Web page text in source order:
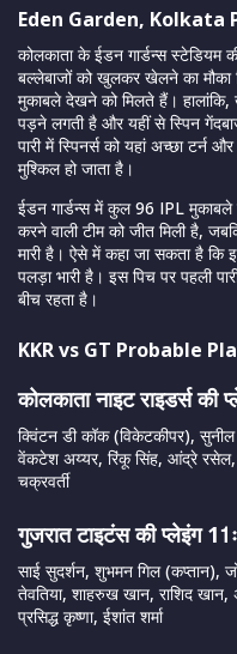
Eden Garden, Kolkata
कोलकाता के ईडन गार्डन्स स्टेडियम
बल्लेबाजों को खुलकर खेलने का मौका
मुकाबले देखने को मिलते हैं।
पड़ने लगती है और यहीं से स्पिन
पारी में स्पिनर्स को यहां अच्छा टर्न
मुश्किल हो जाता है।
ईडन गार्डन्स में कुल 96 IPL
करने वाली टीम को जीत मिली है,
मारी है। ऐसे में कहा जा सकता है कि
पलड़ा भारी है। इस पिच पर पहली
बीच रहता है।
KKR vs GT Probable
कोलकाता नाइट राइडर्स की
क्विंटन डी कॉक (विकेटकीपर),
वेंकटेश अय्यर, रिंकू सिंह, आंद्रे रसेल,
चक्रवर्ती
गुजरात टाइटंस की प्लेइंग 11ः
साई सुदर्शन, शुभमन गिल (कप्तान),
तेवतिया, शाहरुख खान, राशिद खान,
प्रसिद्ध कृष्णा, ईशांत शर्मा